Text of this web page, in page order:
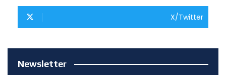
X/Twitter
Newsletter